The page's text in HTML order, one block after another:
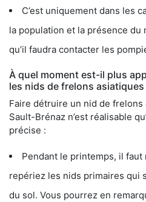
C’est uniquement dans les
la population et la présence
qu’il faudra contacter les
À quel moment est-il plus
les nids de frelons asiatiques
Faire détruire un nid de
Sault-Brénaz n’est réalisable
précise :
Pendant le printemps, il
repériez les nids primaires qui
du sol. Vous pourrez en